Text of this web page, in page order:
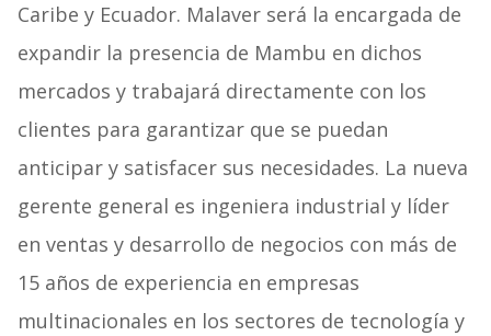
Caribe y Ecuador. Malaver será la encargada de
expandir la presencia de Mambu en dichos
mercados y trabajará directamente con los
clientes para garantizar que se puedan
anticipar y satisfacer sus necesidades. La nueva
gerente general es ingeniera industrial y líder
en ventas y desarrollo de negocios con más de
15 años de experiencia en empresas
multinacionales en los sectores de tecnología y